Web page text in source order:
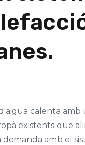
calenta
existents que
amb el